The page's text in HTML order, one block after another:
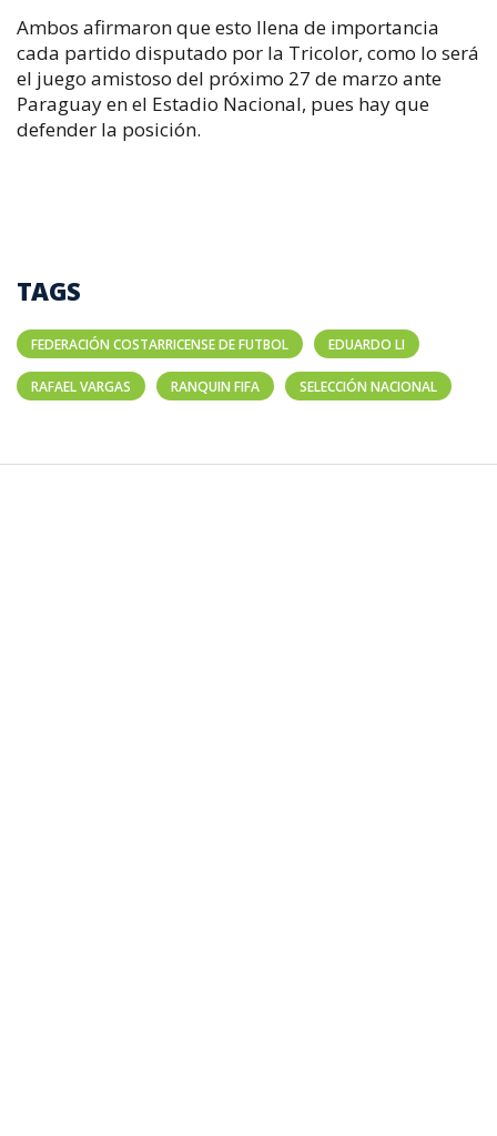
Ambos afirmaron que esto llena de importancia
cada partido disputado por la Tricolor, como lo será
el juego amistoso del próximo 27 de marzo ante
Paraguay en el Estadio Nacional, pues hay que
defender la posición.
TAGS
FEDERACIÓN COSTARRICENSE DE FUTBOL EDUARDO LI
RAFAEL VARGAS RANQUIN FIFA SELECCIÓN NACIONAL